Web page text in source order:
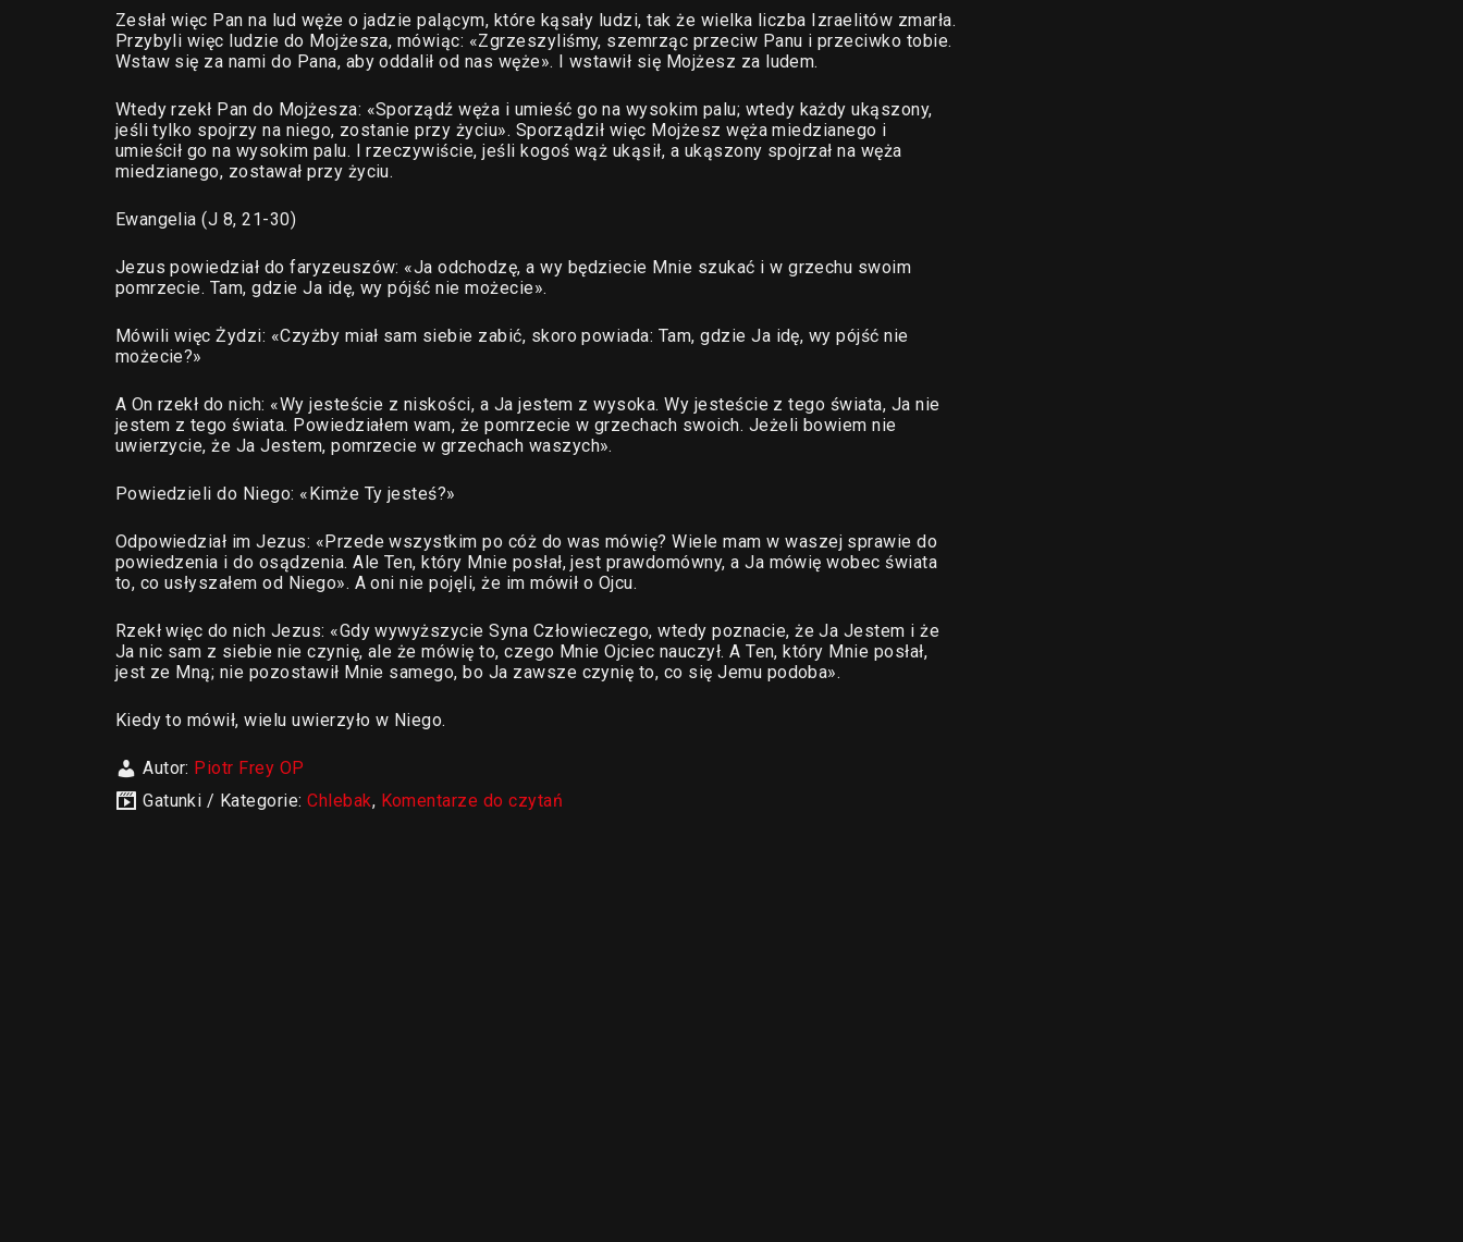
Zesłał więc Pan na lud węże o jadzie palącym, które kąsały ludzi, tak że wielka liczba Izraelitów zmarła.
Przybyli więc ludzie do Mojżesza, mówiąc: «Zgrzeszyliśmy, szemrząc przeciw Panu i przeciwko tobie.
Wstaw się za nami do Pana, aby oddalił od nas węże». I wstawił się Mojżesz za ludem.
Wtedy rzekł Pan do Mojżesza: «Sporządź węża i umieść go na wysokim palu; wtedy każdy ukąszony,
jeśli tylko spojrzy na niego, zostanie przy życiu». Sporządził więc Mojżesz węża miedzianego i
umieścił go na wysokim palu. I rzeczywiście, jeśli kogoś wąż ukąsił, a ukąszony spojrzał na węża
miedzianego, zostawał przy życiu.
Ewangelia (J 8, 21-30)
Jezus powiedział do faryzeuszów: «Ja odchodzę, a wy będziecie Mnie szukać i w grzechu swoim
pomrzecie. Tam, gdzie Ja idę, wy pójść nie możecie».
Mówili więc Żydzi: «Czyżby miał sam siebie zabić, skoro powiada: Tam, gdzie Ja idę, wy pójść nie
możecie?»
A On rzekł do nich: «Wy jesteście z niskości, a Ja jestem z wysoka. Wy jesteście z tego świata, Ja nie
jestem z tego świata. Powiedziałem wam, że pomrzecie w grzechach swoich. Jeżeli bowiem nie
uwierzycie, że Ja Jestem, pomrzecie w grzechach waszych».
Powiedzieli do Niego: «Kimże Ty jesteś?»
Odpowiedział im Jezus: «Przede wszystkim po cóż do was mówię? Wiele mam w waszej sprawie do
powiedzenia i do osądzenia. Ale Ten, który Mnie posłał, jest prawdomówny, a Ja mówię wobec świata
to, co usłyszałem od Niego». A oni nie pojęli, że im mówił o Ojcu.
Rzekł więc do nich Jezus: «Gdy wywyższycie Syna Człowieczego, wtedy poznacie, że Ja Jestem i że
Ja nic sam z siebie nie czynię, ale że mówię to, czego Mnie Ojciec nauczył. A Ten, który Mnie posłał,
jest ze Mną; nie pozostawił Mnie samego, bo Ja zawsze czynię to, co się Jemu podoba».
Kiedy to mówił, wielu uwierzyło w Niego.
Autor: Piotr Frey OP
Gatunki / Kategorie:Chlebak, Komentarze do czytań